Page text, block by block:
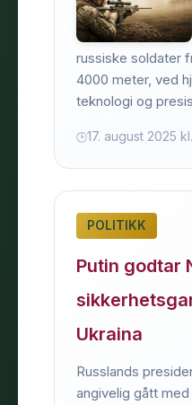
russiske soldater
4000 meter, ved
teknologi og
17. august 2025
POLITIKK
Putin godtar
Ukraina
Russlands
angivelig gått